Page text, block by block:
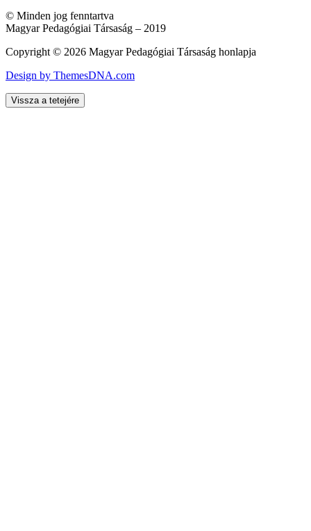
© Minden jog fenntartva
Magyar Pedagógiai Társaság – 2019
Copyright © 2026 Magyar Pedagógiai Társaság honlapja
Design by ThemesDNA.com
Vissza a tetejére